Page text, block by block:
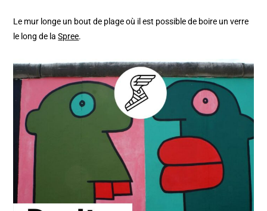
Le mur longe un bout de plage où il est possible de boire un verre
le long de laSpree.